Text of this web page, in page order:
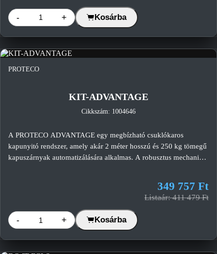
- + Kosárba
-15%
PROTECO
KIT-ADVANTAGE
Cikkszám: 1004646
A PROTECO ADVANTAGE egy megbízható csuklókaros
kapunyitó rendszer, amely akár 2 méter hosszú és 250 kg tömegű
kapuszárnyak automatizálására alkalmas. A robusztus mechanikai
349 757 Ft
Listaár: 411 479 Ft
- + Kosárba